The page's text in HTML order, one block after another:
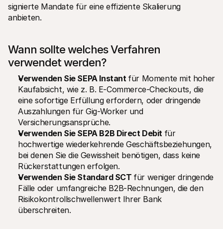
signierte Mandate für eine effiziente Skalierung
anbieten.
Wann sollte welches Verfahren
verwendet werden?
Verwenden Sie SEPA Instant für Momente mit hoher
Kaufabsicht, wie z. B. E-Commerce-Checkouts, die
eine sofortige Erfüllung erfordern, oder dringende
Auszahlungen für Gig-Worker und
Versicherungsansprüche.
Verwenden Sie SEPA B2B Direct Debit für
hochwertige wiederkehrende Geschäftsbeziehungen,
bei denen Sie die Gewissheit benötigen, dass keine
Rückerstattungen erfolgen.
Verwenden Sie Standard SCT für weniger dringende
Fälle oder umfangreiche B2B-Rechnungen, die den
Risikokontrollschwellenwert Ihrer Bank
überschreiten.